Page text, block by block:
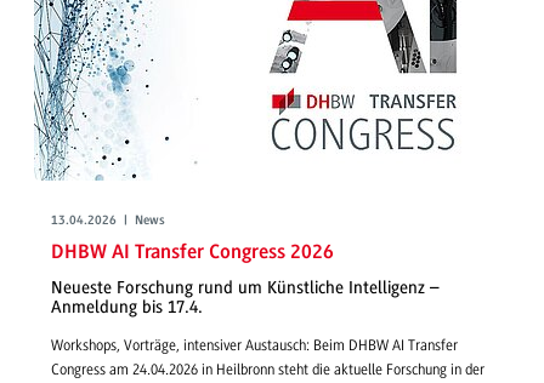
13.04.2026 | News
DHBW AI Transfer Congress 2026
Neueste Forschung rund um Künstliche Intelligenz –
Anmeldung bis 17.4.
Workshops, Vorträge, intensiver Austausch: Beim DHBW AI Transfer
Congress am 24.04.2026 in Heilbronn steht die aktuelle Forschung in der